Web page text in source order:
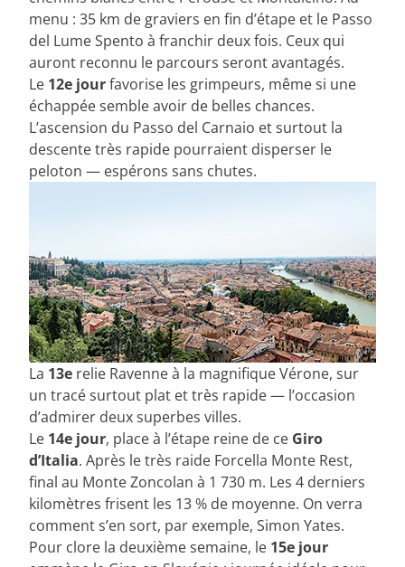
menu : 35 km de graviers en fin d’étape et le Passo
del Lume Spento à franchir deux fois. Ceux qui
auront reconnu le parcours seront avantagés.
Le 12e jourfavorise les grimpeurs, même si une
échappée semble avoir de belles chances.
L’ascension du Passo del Carnaio et surtout la
descente très rapide pourraient disperser le
peloton — espérons sans chutes.
La 13e relie Ravenne à la magnifique Vérone, sur
un tracé surtout plat et très rapide — l’occasion
d’admirer deux superbes villes.
Le 14e jour, place à l’étape reine de ce Giro
d’Italia. Après le très raide Forcella Monte Rest,
final au Monte Zoncolan à 1 730 m. Les 4 derniers
kilomètres frisent les 13 % de moyenne. On verra
comment s’en sort, par exemple, Simon Yates.
Pour clore la deuxième semaine, le 15e jour